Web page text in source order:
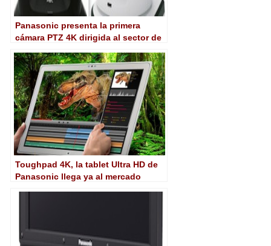
Panasonic presenta la primera
cámara PTZ 4K dirigida al sector de
Toughpad 4K, la tablet Ultra HD de
Panasonic llega ya al mercado